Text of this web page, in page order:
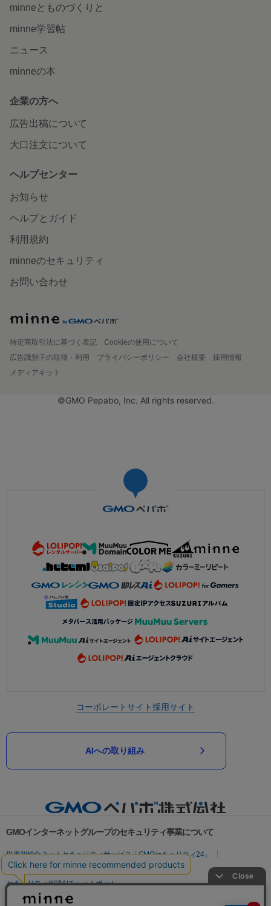
minneとものづくりと
minne学習帖
ニュース
minneの本
企業の方へ
広告出稿について
大口注文について
ヘルプセンター
お知らせ
ヘルプとガイド
利用規約
minneのセキュリティ
お問い合わせ
特定商取引法に基づく表記
Cookieの使用について
広告識別子の取得・利用
プライバシーポリシー 会社概要
採用情報
メディアキット
©GMO Pepabo, Inc. All rights reserved.
コーポレートサイト採用サイト
AIへの取り組み
GMOインターネットグループのセキュリティ事業について
世界初総合ネットセキュリティサービス「GMOセキュリティ24」
パスワード漏洩診断
Webサイトリスク診断
セキュリティ相談AIチャットボット
実在証明・盗聴対策